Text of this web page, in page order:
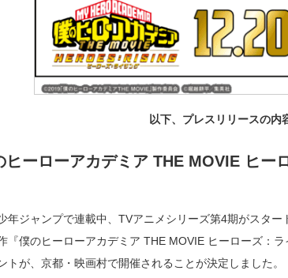
以下、プレスリリースの内
ヒーローアカデミア THE MOVIE ヒ
年ジャンプで連載中、TVアニメシリーズ第4期がスタ
『僕のヒーローアカデミア THE MOVIE ヒーローズ：
トが、京都・映画村で開催されることが決定しました。